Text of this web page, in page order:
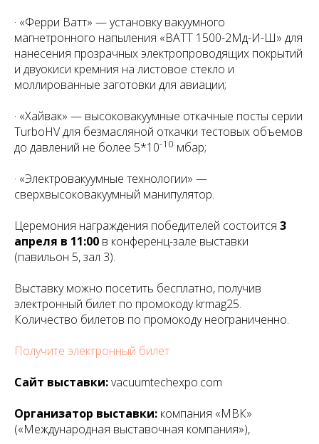
· «Ферри Ватт» — установку вакуумного
магнетронного напыления «ВАТТ 1500-2Мд-И-Ш» для
нанесения прозрачных электропроводящих покрытий
и двуокиси кремния на листовое стекло и
моллированные заготовки для авиации;
· «Хайвак» — высоковакуумные откачные посты серии
TurboHV для безмасляной откачки тестовых объемов
до давлений не более 5*10-10 мбар;
· «Электровакуумные технологии» —
сверхвысоковакуумный манипулятор.
Церемония награждения победителей состоится 3
апреля в 11:00 в конференц-зале выставки
(павильон 5, зал 3).
Выставку можно посетить бесплатно, получив
электронный билет по промокоду krmag25.
Количество билетов по промокоду неограниченно.
Получите электронный билет
Сайт выставки:vacuumtechexpo.com
Организатор выставки: компания «МВК»
(«Международная выставочная компания»),